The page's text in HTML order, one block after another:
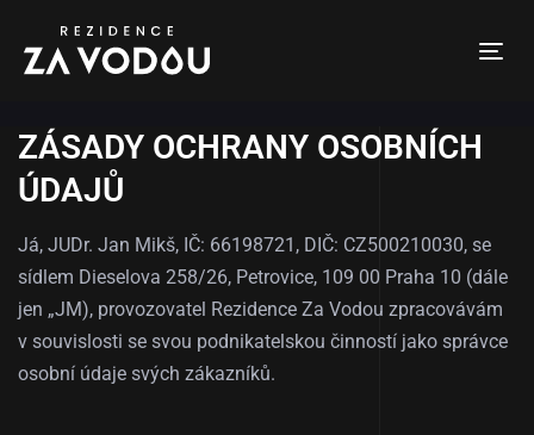
ZÁSADY OCHRANY OSOBNÍCH
ÚDAJŮ
Já, JUDr. Jan Mikš, IČ: 66198721, DIČ: CZ500210030, se
sídlem Dieselova 258/26, Petrovice, 109 00 Praha 10 (dále
jen „JM), provozovatel Rezidence Za Vodou zpracovávám
v souvislosti se svou podnikatelskou činností jako správce
osobní údaje svých zákazníků.